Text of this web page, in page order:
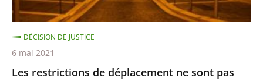
pour
les
personnes
vaccinées
ou
Les restrictions de déplacement ne sont pas
DÉCISION DE JUSTICE
6 mai 2021